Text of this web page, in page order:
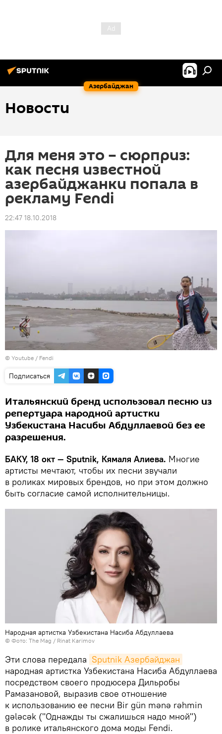
Азербайджан
Новости
Для меня это – сюрприз:
как песня известной
азербайджанки попала в
рекламу Fendi
22:47 18.10.2018
© Youtube / Fendi
Подписаться
Итальянский бренд использовал песню из
репертуара народной артистки
Узбекистана Насибы Абдуллаевой без ее
разрешения.
БАКУ, 18 окт — Sputnik, Кямаля Алиева. Многие
артисты мечтают, чтобы их песни звучали
в роликах мировых брендов, но при этом должно
быть согласие самой исполнительницы.
Народная артистка Узбекистана Насиба Абдуллаева
© Фото: The Mag / Rinat Karimov
Эти слова передала Sputnik Азербайджан
народная артистка Узбекистана Насиба Абдуллаева
посредством своего продюсера Дильробы
Рамазановой, выразив свое отношение
к использованию ее песни Bir gün mənə rəhmin
gələcək ("Однажды ты сжалишься надо мной")
в ролике итальянского дома моды Fendi.